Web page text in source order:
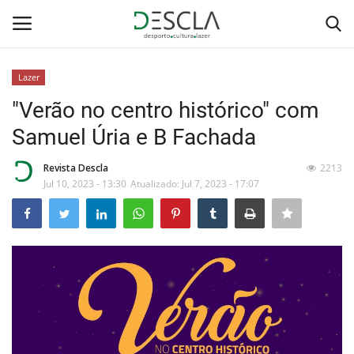
Home
...by Descla
Desporto
Educação
Lazer
"Verão no centro histórico" com
Samuel Úria e B Fachada
Revista Descla
Jul 10, 2023 - 13:30 Atualizado: Jul 7, 2023 - 17:07
2213